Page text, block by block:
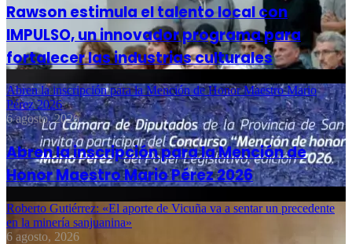
Rawson estimula el talento local con
IMPULSO, un innovador programa para
fortalecer las industrias culturales
Abren la inscripción para la Mención de Honor Maestro Mario
Pérez 2026
6 agosto, 2026
Abren la inscripción para la Mención de
Honor Maestro Mario Pérez 2026
Roberto Gutiérrez: «El aporte de Vicuña va a sentar un precedente
en la minería sanjuanina»
6 agosto, 2026